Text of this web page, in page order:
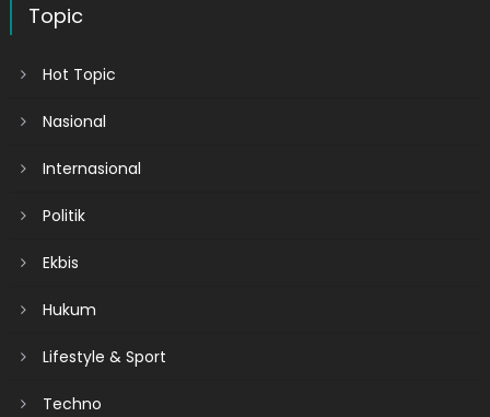
Topic
Hot Topic
Nasional
Internasional
Politik
Ekbis
Hukum
Lifestyle & Sport
Techno